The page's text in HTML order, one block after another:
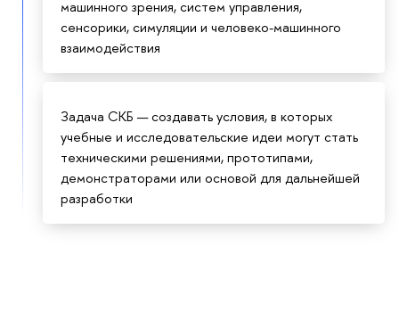
машинного зрения, систем управления,
сенсорики, симуляции и человеко-машинного
взаимодействия
Задача СКБ — создавать условия, в которых
учебные и исследовательские идеи могут стать
техническими решениями, прототипами,
демонстраторами или основой для дальнейшей
разработки